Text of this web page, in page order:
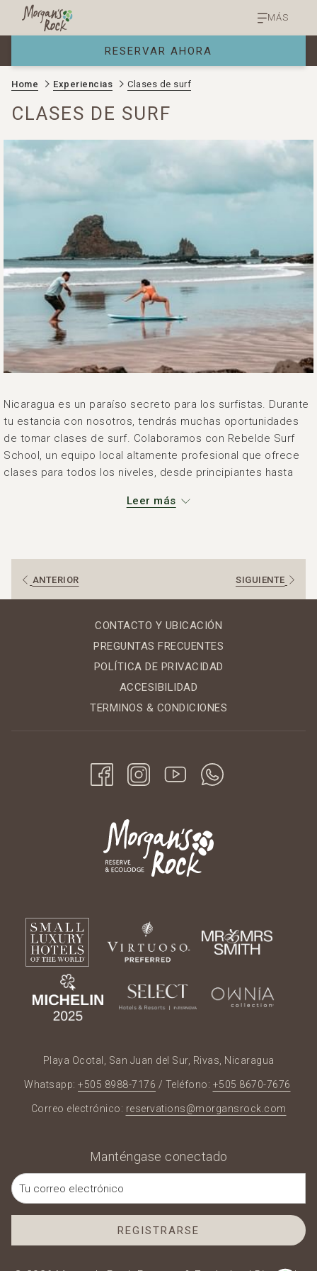
MÁS
RESERVAR AHORA
Home Experiencias Clases de surf
CLASES DE SURF
Nicaragua es un paraíso secreto para los surfistas. Durante
tu estancia con nosotros, tendrás muchas oportunidades
de tomar clases de surf. Colaboramos con Rebelde Surf
School, un equipo local altamente profesional que ofrece
clases para todos los niveles, desde principiantes hasta
instructores certificados y un fuerte enfoque en la
Maderas, una playa de clase mundial para surfistas
experimentados y un lugar perfecto para seguir mejorando
Más información sobre Rebelde Surf School en
secreto para los surfistas. Durante tu estancia, puedes
tomar clases de surf con nuestros socios de Rebelde Surf
School, un equipo local profesional que ofrece clases para
Leer más
ANTERIOR SIGUIENTE
CONTACTO Y UBICACIÓN
PREGUNTAS FRECUENTES
POLÍTICA DE PRIVACIDAD
ACCESIBILIDAD
TERMINOS & CONDICIONES
Playa Ocotal, San Juan del Sur, Rivas, Nicaragua
Whatsapp: +505 8988-7176 / Teléfono: +505 8670-7676
Correo electrónico: reservations@morgansrock.com
Manténgase conectado
REGISTRARSE